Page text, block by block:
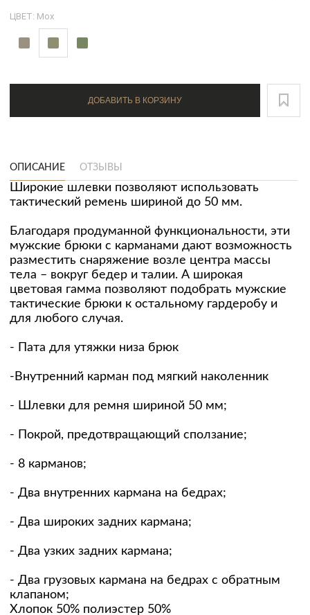
ЦВЕТ: Мох
ДОБАВИТЬ В КОРЗИНУ
ОПИСАНИЕ ОТЗЫВЫ
Широкие шлевки позволяют использовать
тактический ремень шириной до 50 мм.
Благодаря продуманной функциональности, эти
мужские брюки с карманами дают возможность
разместить снаряжение возле центра массы
тела – вокруг бедер и талии. А широкая
цветовая гамма позволяют подобрать мужские
тактические брюки к остальному гардеробу и
для любого случая.
- Пата для утяжки низа брюк
-Внутренний карман под мягкий наколенник
- Шлевки для ремня шириной 50 мм;
- Покрой, предотвращающий сползание;
- 8 карманов;
- Два внутренних кармана на бедрах;
- Два широких задних кармана;
- Два узких задних кармана;
- Два грузовых кармана на бедрах с обратным
клапаном;
Хлопок 50% полиэстер 50%